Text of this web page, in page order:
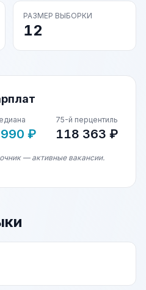
РАЗМЕР ВЫБОРКИ
12
₽
75-й перцентиль
118 363 ₽
— активные вакансии.